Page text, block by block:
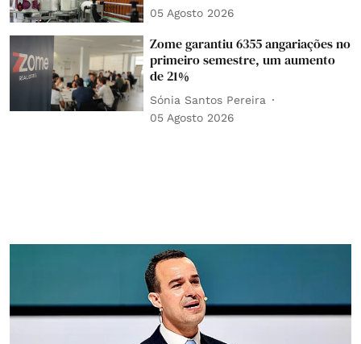
05 Agosto 2026
Zome garantiu 6355 angariações no
primeiro semestre, um aumento
de 21%
Sónia Santos Pereira
05 Agosto 2026